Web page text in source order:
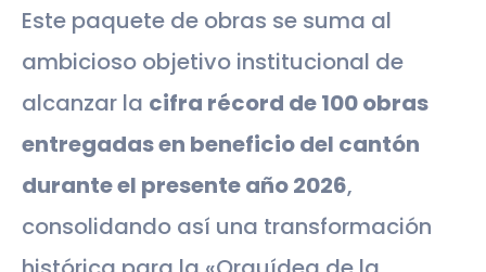
Este paquete de obras se suma al
ambicioso objetivo institucional de
alcanzar la cifra récord de 100 obras
entregadas en beneficio del cantón
durante el presente año 2026,
consolidando así una transformación